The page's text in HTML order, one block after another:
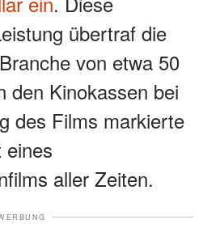
übertraf die
von etwa 50
den Kinokassen bei
des Films markierte
aller Zeiten.